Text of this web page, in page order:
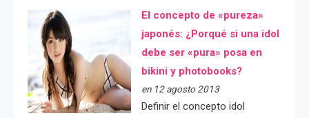
El concepto de «pureza»
japonés: ¿Porqué si una idol
debe ser «pura» posa en
bikini y photobooks?
en 12 agosto 2013
Definir el concepto idol